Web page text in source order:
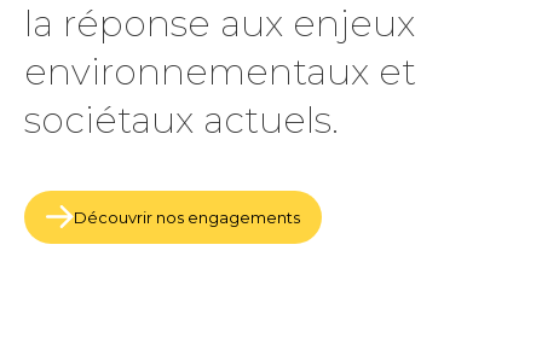
la réponse aux enjeux
environnementaux et
sociétaux actuels.
Découvrir nos engagements